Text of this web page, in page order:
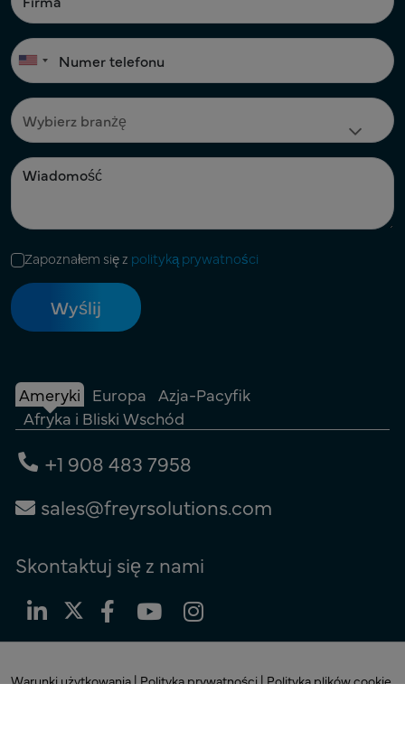
Zapoznałem się z polityką prywatności
Ameryki Europa Azja-Pacyfik
Afryka i Bliski Wschód
+1 908 483 7958
sales@freyrsolutions.com
Skontaktuj się z nami
Warunki użytkowania|Polityka prywatności|Polityka plików cookie